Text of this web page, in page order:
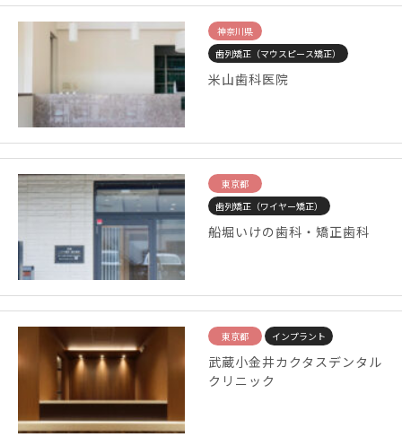
神奈川県
歯列矯正（マウスピース矯正）
米山歯科医院
東京都
歯列矯正（ワイヤー矯正）
船堀いけの歯科・矯正歯科
東京都 インプラント
武蔵小金井カクタスデンタル
クリニック